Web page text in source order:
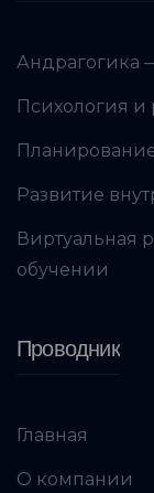
Андрагогика
Психология
Развитие
Виртуальная
обучении
Проводник
Главная
О компании